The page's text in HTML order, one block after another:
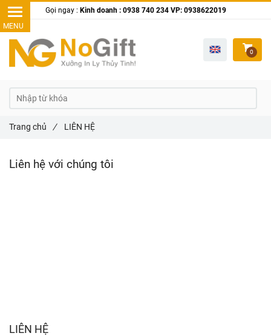
Liên hệ với chúng tôi
LIÊN HỆ
Trang chủ / LIÊN HỆ
Gọi ngay : Kinh doanh : 0938 740 234 VP: 0938622019
0